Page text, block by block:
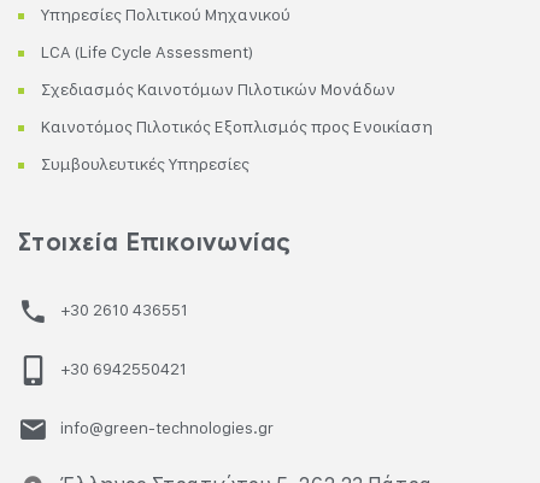
Υπηρεσίες Πολιτικού Μηχανικού
LCA (Life Cycle Assessment)
Σχεδιασμός Καινοτόμων Πιλοτικών Μονάδων
Καινοτόμος Πιλοτικός Εξοπλισμός προς Ενοικίαση
Συμβουλευτικές Υπηρεσίες
Στοιχεία Επικοινωνίας
+30 2610 436551
+30 6942550421
info@green-technologies.gr